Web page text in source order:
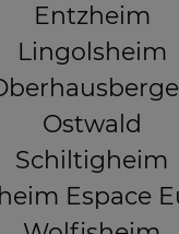
Entzheim
Lingolsheim
Ostwald
Schiltigheim
Espace